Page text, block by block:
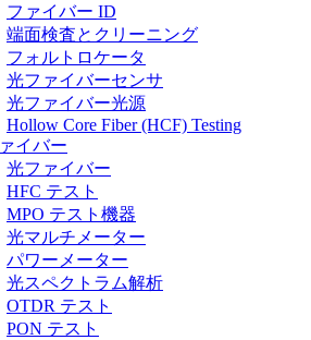
ファイバー ID
端面検査とクリーニング
フォルトロケータ
光ファイバーセンサ
光ファイバー光源
Hollow Core Fiber (HCF) Testing
イバー
光ファイバー
HFC テスト
MPO テスト機器
光マルチメーター
パワーメーター
光スペクトラム解析
OTDR テスト
PON テスト